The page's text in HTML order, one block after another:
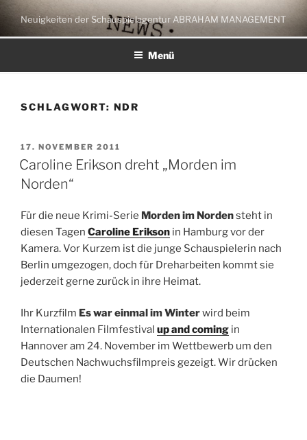
Zum
Inhalt
springen
Neuigkeiten der Schauspielagentur ABRAHAM MANAGEMENT
Menü
SCHLAGWORT: NDR
VERÖFFENTLICHT
AM
17. NOVEMBER 2011
Caroline Erikson dreht „Morden im
Norden“
Für die neue Krimi-Serie Morden im Nordensteht in
diesen Tagen Caroline Erikson in Hamburg vor der
Kamera. Vor Kurzem ist die junge Schauspielerin nach
Berlin umgezogen, doch für Dreharbeiten kommt sie
jederzeit gerne zurück in ihre Heimat.
Ihr Kurzfilm Es war einmal im Winterwird beim
Internationalen Filmfestival up and coming in
Hannover am 24. November im Wettbewerb um den
Deutschen Nachwuchsfilmpreis gezeigt. Wir drücken
die Daumen!